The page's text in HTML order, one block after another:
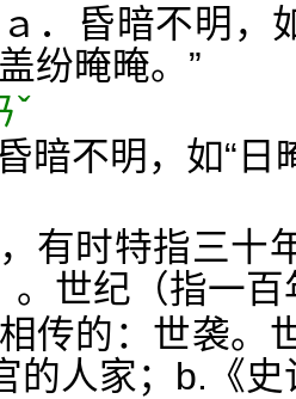
．昏暗不明，
纷晻晻。”
ˇ
暗不明，如“日
有时特指三十
。世纪（指一
传的：世袭。
的人家；b.《